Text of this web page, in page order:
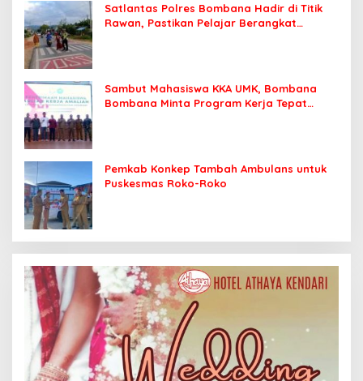
Satlantas Polres Bombana Hadir di Titik
Rawan, Pastikan Pelajar Berangkat
Sambut Mahasiswa KKA UMK, Bombana
Bombana Minta Program Kerja Tepat
Pemkab Konkep Tambah Ambulans untuk
Puskesmas Roko-Roko